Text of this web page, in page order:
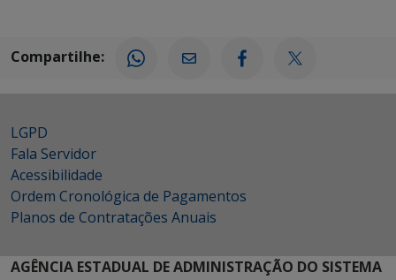
Compartilhe:
LGPD
Fala Servidor
Acessibilidade
Ordem Cronológica de Pagamentos
Planos de Contratações Anuais
AGÊNCIA ESTADUAL DE ADMINISTRAÇÃO DO SISTEMA